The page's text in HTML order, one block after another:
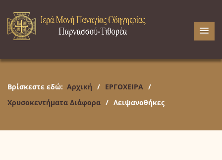
Βρίσκεστε εδώ: Αρχική / ΕΡΓΟΧΕΙΡΑ /
Χρυσοκεντήματα Διάφορα / Λειψανοθήκες